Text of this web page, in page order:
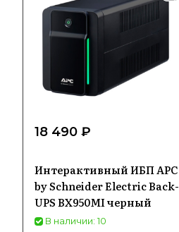
18 490 ₽
Интерактивный ИБП APC
by Schneider Electric Back-
UPS BX950MI черный
В наличии: 10